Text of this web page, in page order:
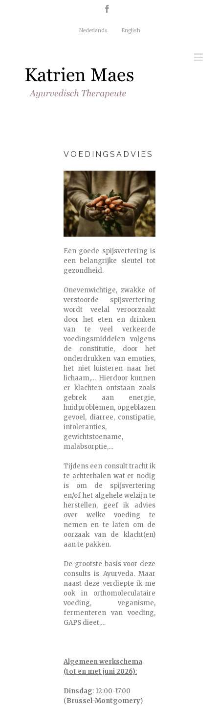
Nederlands English
VOEDINGSADVIES
Een goede spijsvertering is
een belangrijke sleutel tot
gezondheid.
Onevenwichtige, zwakke of
verstoorde spijsvertering
wordt veelal veroorzaakt
door het eten en drinken
van te veel verkeerde
voedingsmiddelen volgens
de constitutie, door het
onderdrukken van emoties,
het niet luisteren naar het
lichaam,… Hierdoor kunnen
er klachten ontstaan zoals
gebrek aan energie,
huidproblemen, opgeblazen
gevoel, diarree, constipatie,
intoleranties,
gewichtstoename,
malabsorptie,…
Tijdens een consult tracht ik
te achterhalen wat er nodig
is om de spijsvertering
en/of het algehele welzijn te
herstellen, geef ik advies
over welke voeding te
nemen en te laten om de
oorzaak van de klacht(en)
aan te pakken.
De grootste basis voor deze
consults is Ayurveda. Maar
naast deze verdiepte ik me
ook in orthomoleculataire
voeding, veganisme,
fermenteren van voeding,
GAPS dieet,…
Algemeen werkschema
(tot en met juni 2026):
Dinsdag: 12:00-17:00
(Brussel-Montgomery)